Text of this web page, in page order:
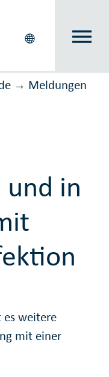
→ Meldungen
und in
es weitere
mit einer